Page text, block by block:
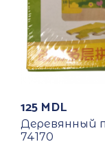
125 MDL
Деревянный
74170